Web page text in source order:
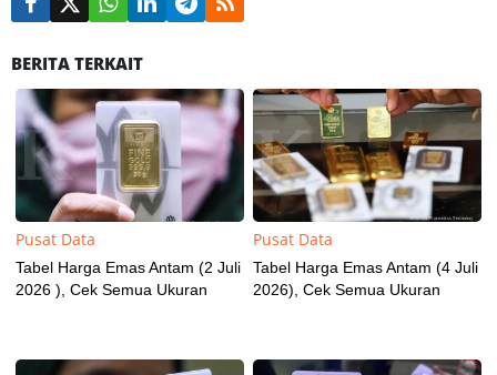
BERITA TERKAIT
Pusat Data
Tabel Harga Emas Antam (2 Juli
2026 ), Cek Semua Ukuran
Pusat Data
Tabel Harga Emas Antam (4 Juli
2026), Cek Semua Ukuran